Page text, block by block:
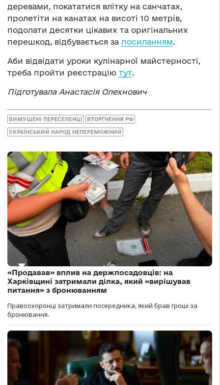
деревами, покататися влітку на санчатах,
пролетіти на канатах на висоті 10 метрів,
подолати десятки цікавих та оригінальних
перешкод, відбувається за посиланням.
Аби відвідати уроки кулінарної майстерності,
треба пройти реєстрацію тут.
Підготувала Анастасія Олехнович
ВИМУШЕНІ ПЕРЕСЕЛЕНЦІ ВТОРГНЕННЯ РФ
УКРАЇНСЬКИЙ НАРОД НЕПЕРЕМОЖНИЙ
«Продавав» вплив на держпосадовців: на
Харківщині затримали ділка, який «вирішував
питання» з бронюванням
Правоохоронці затримали посередника, який брав гроші за
бронювання.